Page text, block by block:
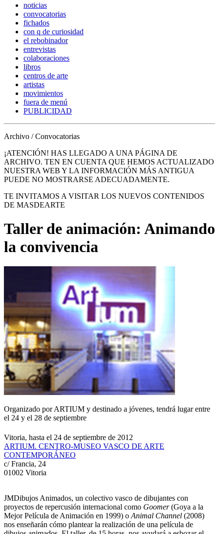
noticias
convocatorias
fichados
con q de curiosidad
el rebobinador
entrevistas
colaboraciones
libros
centros de arte
artistas
movimientos
fuera de menú
PUBLICIDAD
Archivo / Convocatorias
¡ATENCIÓN! HAS LLEGADO A UNA PÁGINA DE
ARCHIVO. TEN EN CUENTA QUE HEMOS ACTUALIZADO
NUESTRA WEB Y LA INFORMACIÓN MÁS ANTIGUA
PUEDE NO MOSTRARSE ADECUADAMENTE.
TE INVITAMOS A VISITAR LOS NUEVOS CONTENIDOS
DE MASDEARTE
Taller de animación: Animando
la convivencia
Organizado por ARTIUM y destinado a jóvenes, tendrá lugar entre
el 24 y el 28 de septiembre
Vitoria, hasta el 24 de septiembre de 2012
ARTIUM. CENTRO-MUSEO VASCO DE ARTE
CONTEMPORÁNEO
c/ Francia, 24
01002 Vitoria
JMDibujos Animados, un colectivo vasco de dibujantes con
proyectos de repercusión internacional como Goomer(Goya a la
Mejor Película de Animación en 1999) o Animal Channel (2008)
nos enseñarán cómo plantear la realización de una película de